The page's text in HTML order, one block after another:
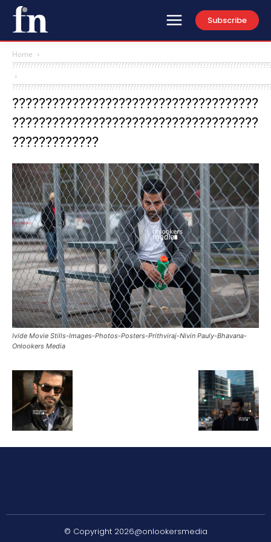
Subscribe
Home
?????????????????????????????????????
?????????????????????????????????????
?????????????
Ivide Movie Stills-Images-Photos-Posters-Prithviraj-Nivin Pauly-Bhavana-
Onlookers Media
© Copyright 2026@onlookersmedia